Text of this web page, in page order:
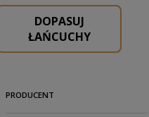
DOPASUJ
ŁAŃCUCHY
PRODUCENT